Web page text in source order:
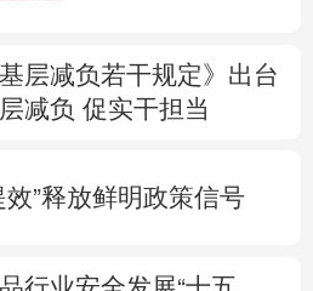
Français عربى
层减负若干规定》出台
层减负 促实干担当
”释放鲜明政策信号